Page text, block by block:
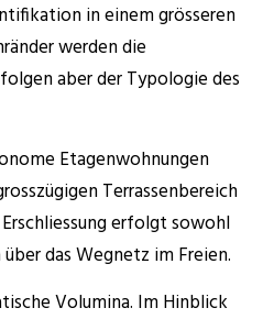
in einem grösseren
werden die
aber der Typologie des
Etagenwohnungen
Terrassenbereich
erfolgt sowohl
das Wegnetz im Freien.
Volumina. Im Hinblick